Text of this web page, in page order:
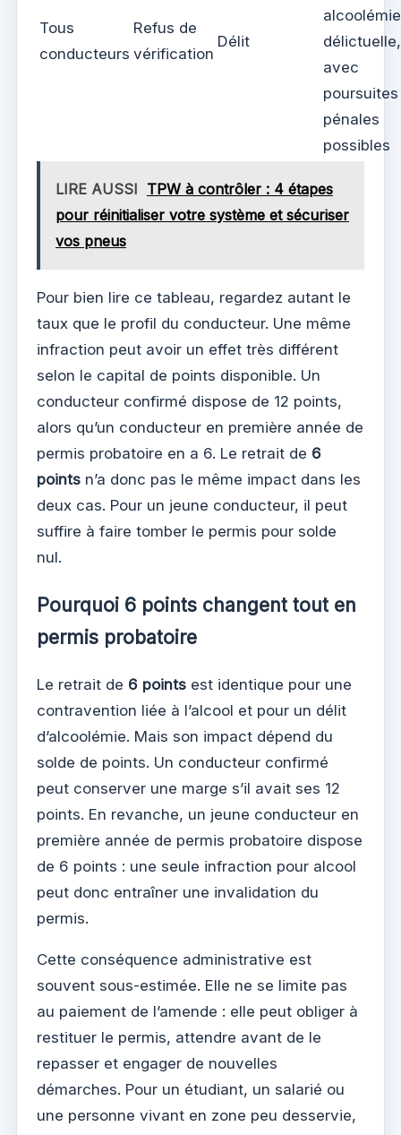
Tous
conducteurs
Refus de
vérification
Délit
alcoolémie
délictuelle,
avec
poursuites
pénales
possibles
LIRE AUSSI TPW à contrôler : 4 étapes
pour réinitialiser votre système et sécuriser
vos pneus
Pour bien lire ce tableau, regardez autant le
taux que le profil du conducteur. Une même
infraction peut avoir un effet très différent
selon le capital de points disponible. Un
conducteur confirmé dispose de 12 points,
alors qu’un conducteur en première année de
permis probatoire en a 6. Le retrait de 6
points n’a donc pas le même impact dans les
deux cas. Pour un jeune conducteur, il peut
suffire à faire tomber le permis pour solde
nul.
Pourquoi 6 points changent tout en
permis probatoire
Le retrait de 6 points est identique pour une
contravention liée à l’alcool et pour un délit
d’alcoolémie. Mais son impact dépend du
solde de points. Un conducteur confirmé
peut conserver une marge s’il avait ses 12
points. En revanche, un jeune conducteur en
première année de permis probatoire dispose
de 6 points : une seule infraction pour alcool
peut donc entraîner une invalidation du
permis.
Cette conséquence administrative est
souvent sous-estimée. Elle ne se limite pas
au paiement de l’amende : elle peut obliger à
restituer le permis, attendre avant de le
repasser et engager de nouvelles
démarches. Pour un étudiant, un salarié ou
une personne vivant en zone peu desservie,